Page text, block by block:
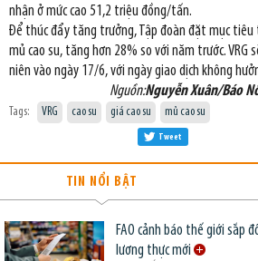
nhận ở mức cao 51,2 triệu đồng/tấn.
Để thúc đẩy tăng trưởng, Tập đoàn đặt mục
mủ cao su, tăng hơn 28% so với năm trước. VRG
niên vào ngày 17/6, với ngày giao dịch không
Nguồn:Nguyễn Xuân/Báo
Tags: VRG cao su giá cao su mủ cao su
Tweet
TIN NỔI BẬT
FAO cảnh báo thế giới sắp
lương thực mới